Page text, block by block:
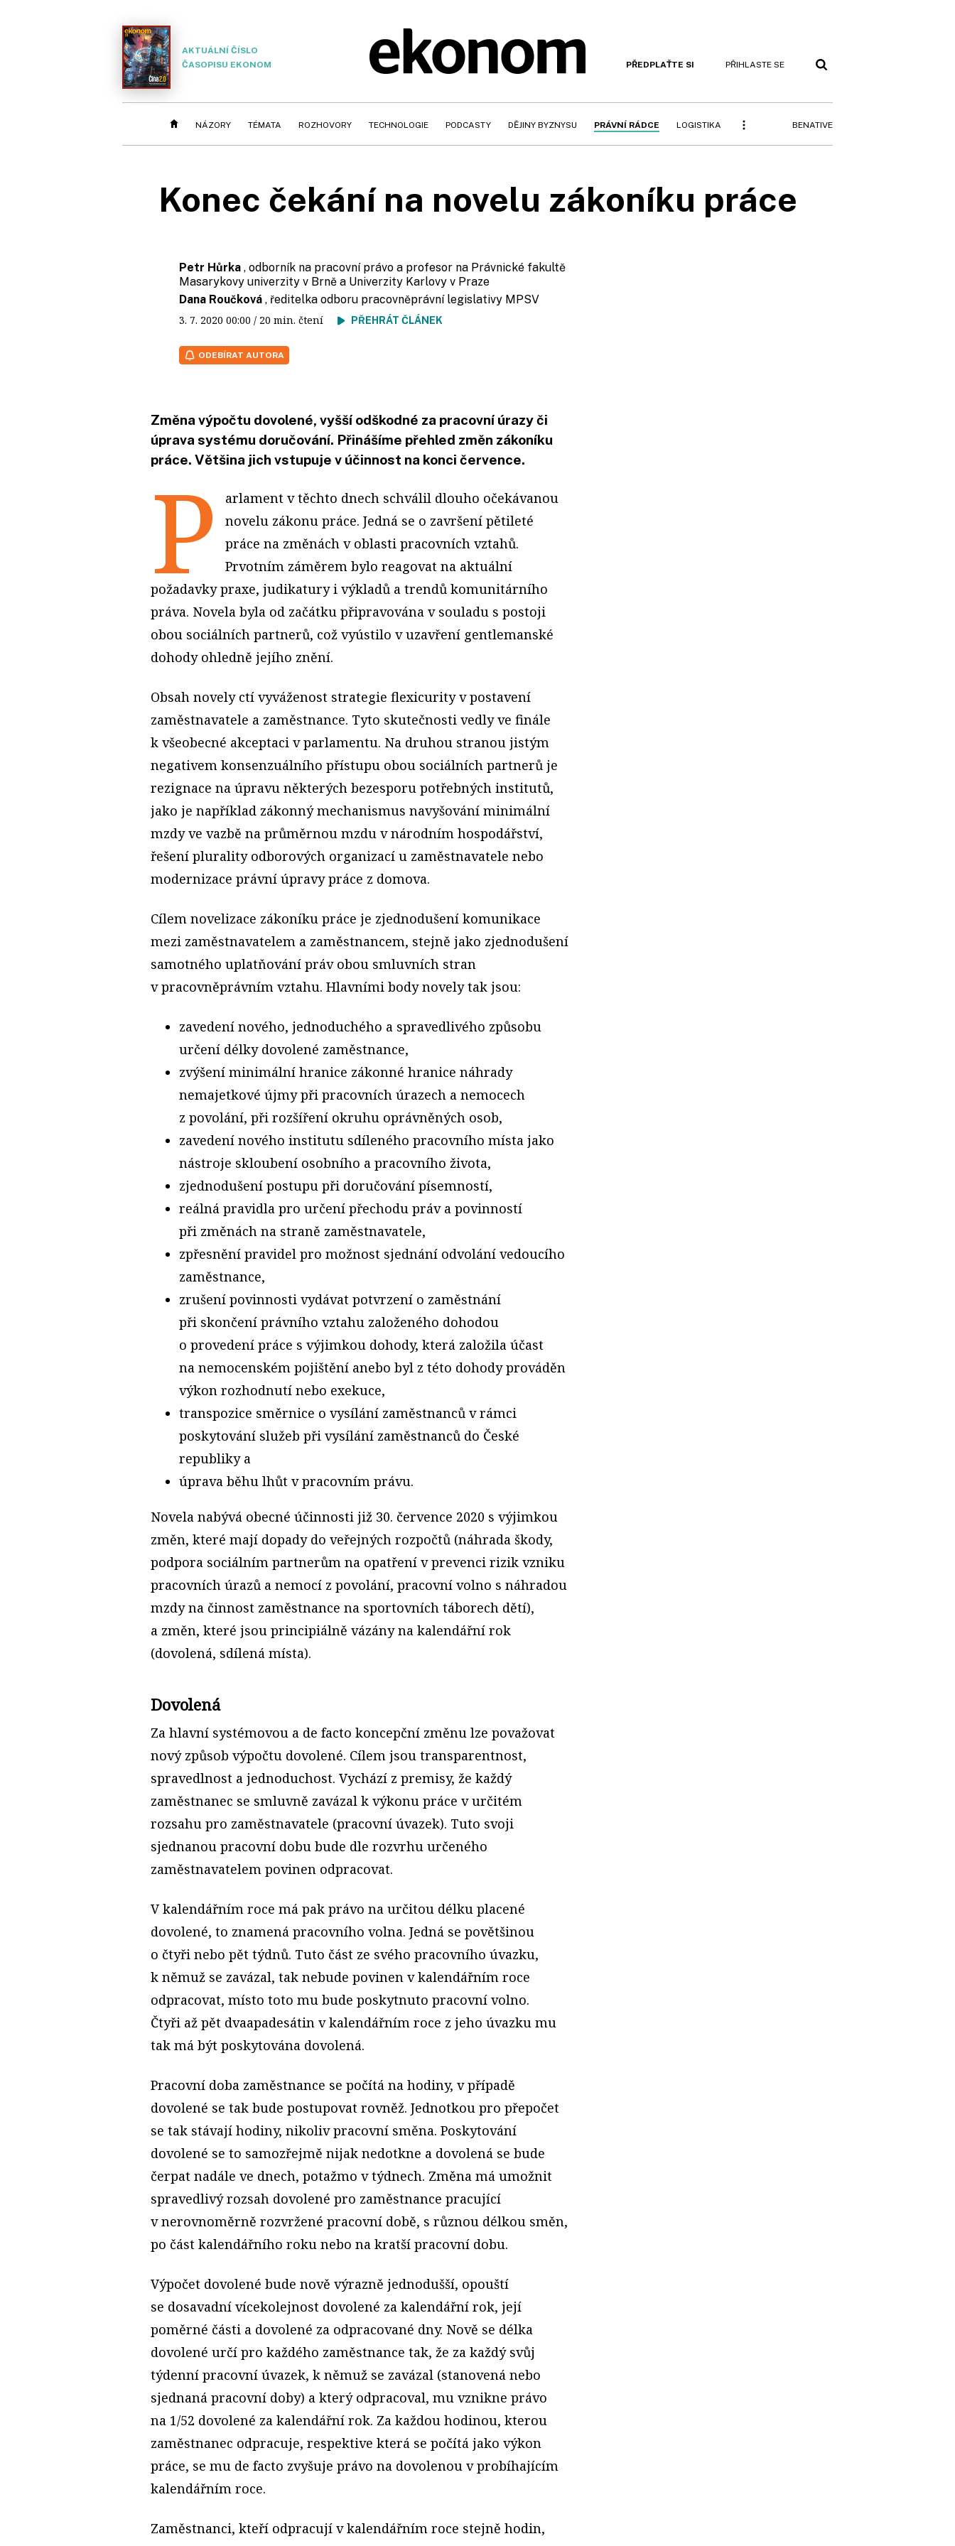
AKTUÁLNÍ ČÍSLO
ČASOPISU EKONOM
PŘEDPLAŤTE SI PŘIHLASTE SE
NÁZORY TÉMATA ROZHOVORY TECHNOLOGIE PODCASTY DĚJINY BYZNYSU PRÁVNÍ RÁDCE LOGISTIKA BENATIVE
Konec čekání na novelu zákoníku práce
Petr Hůrka , odborník na pracovní právo a profesor na Právnické fakultě
Masarykovy univerzity v Brně a Univerzity Karlovy v Praze
Dana Roučková , ředitelka odboru pracovněprávní legislativy MPSV
3. 7. 2020 00:00 / 20 min. čtení PŘEHRÁT ČLÁNEK
ODEBÍRAT AUTORA
Změna výpočtu dovolené, vyšší odškodné za pracovní úrazy či
úprava systému doručování. Přinášíme přehled změn zákoníku
práce. Většina jich vstupuje v účinnost na konci července.
P
arlament v těchto dnech schválil dlouho očekávanou
novelu zákonu práce. Jedná se o završení pětileté
práce na změnách v oblasti pracovních vztahů.
Prvotním záměrem bylo reagovat na aktuální
požadavky praxe, judikatury i výkladů a trendů komunitárního
práva. Novela byla od začátku připravována v souladu s postoji
obou sociálních partnerů, což vyústilo v uzavření gentlemanské
dohody ohledně jejího znění.
Obsah novely ctí vyváženost strategie flexicurity v postavení
zaměstnavatele a zaměstnance. Tyto skutečnosti vedly ve finále
k všeobecné akceptaci v parlamentu. Na druhou stranou jistým
negativem konsenzuálního přístupu obou sociálních partnerů je
rezignace na úpravu některých bezesporu potřebných institutů,
jako je například zákonný mechanismus navyšování minimální
mzdy ve vazbě na průměrnou mzdu v národním hospodářství,
řešení plurality odborových organizací u zaměstnavatele nebo
modernizace právní úpravy práce z domova.
Cílem novelizace zákoníku práce je zjednodušení komunikace
mezi zaměstnavatelem a zaměstnancem, stejně jako zjednodušení
samotného uplatňování práv obou smluvních stran
v pracovněprávním vztahu. Hlavními body novely tak jsou:
zavedení nového, jednoduchého a spravedlivého způsobu
určení délky dovolené zaměstnance,
zvýšení minimální hranice zákonné hranice náhrady
nemajetkové újmy při pracovních úrazech a nemocech
z povolání, při rozšíření okruhu oprávněných osob,
zavedení nového institutu sdíleného pracovního místa jako
nástroje skloubení osobního a pracovního života,
zjednodušení postupu při doručování písemností,
reálná pravidla pro určení přechodu práv a povinností
při změnách na straně zaměstnavatele,
zpřesnění pravidel pro možnost sjednání odvolání vedoucího
zaměstnance,
zrušení povinnosti vydávat potvrzení o zaměstnání
při skončení právního vztahu založeného dohodou
o provedení práce s výjimkou dohody, která založila účast
na nemocenském pojištění anebo byl z této dohody prováděn
výkon rozhodnutí nebo exekuce,
transpozice směrnice o vysílání zaměstnanců v rámci
poskytování služeb při vysílání zaměstnanců do České
republiky a
úprava běhu lhůt v pracovním právu.
Novela nabývá obecné účinnosti již 30. července 2020 s výjimkou
změn, které mají dopady do veřejných rozpočtů (náhrada škody,
podpora sociálním partnerům na opatření v prevenci rizik vzniku
pracovních úrazů a nemocí z povolání, pracovní volno s náhradou
mzdy na činnost zaměstnance na sportovních táborech dětí),
a změn, které jsou principiálně vázány na kalendářní rok
(dovolená, sdílená místa).
Dovolená
Za hlavní systémovou a de facto koncepční změnu lze považovat
nový způsob výpočtu dovolené. Cílem jsou transparentnost,
spravedlnost a jednoduchost. Vychází z premisy, že každý
zaměstnanec se smluvně zavázal k výkonu práce v určitém
rozsahu pro zaměstnavatele (pracovní úvazek). Tuto svoji
sjednanou pracovní dobu bude dle rozvrhu určeného
zaměstnavatelem povinen odpracovat.
V kalendářním roce má pak právo na určitou délku placené
dovolené, to znamená pracovního volna. Jedná se povětšinou
o čtyři nebo pět týdnů. Tuto část ze svého pracovního úvazku,
k němuž se zavázal, tak nebude povinen v kalendářním roce
odpracovat, místo toto mu bude poskytnuto pracovní volno.
Čtyři až pět dvaapadesátin v kalendářním roce z jeho úvazku mu
tak má být poskytována dovolená.
Pracovní doba zaměstnance se počítá na hodiny, v případě
dovolené se tak bude postupovat rovněž. Jednotkou pro přepočet
se tak stávají hodiny, nikoliv pracovní směna. Poskytování
dovolené se to samozřejmě nijak nedotkne a dovolená se bude
čerpat nadále ve dnech, potažmo v týdnech. Změna má umožnit
spravedlivý rozsah dovolené pro zaměstnance pracující
v nerovnoměrně rozvržené pracovní době, s různou délkou směn,
po část kalendářního roku nebo na kratší pracovní dobu.
Výpočet dovolené bude nově výrazně jednodušší, opouští
se dosavadní vícekolejnost dovolené za kalendářní rok, její
poměrné části a dovolené za odpracované dny. Nově se délka
dovolené určí pro každého zaměstnance tak, že za každý svůj
týdenní pracovní úvazek, k němuž se zavázal (stanovená nebo
sjednaná pracovní doby) a který odpracoval, mu vznikne právo
na 1/52 dovolené za kalendářní rok. Za každou hodinou, kterou
zaměstnanec odpracuje, respektive která se počítá jako výkon
práce, se mu de facto zvyšuje právo na dovolenou v probíhajícím
kalendářním roce.
Zaměstnanci, kteří odpracují v kalendářním roce stejně hodin,